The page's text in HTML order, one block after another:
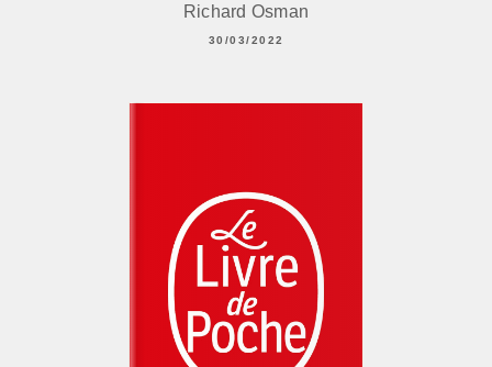
Richard Osman
30/03/2022